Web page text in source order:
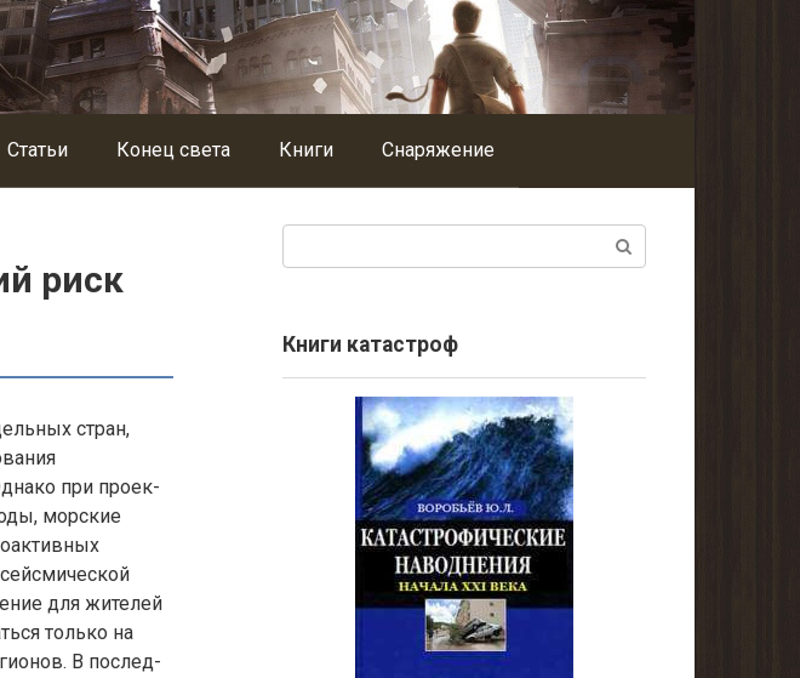
Статьи Конец света Книги Снаряжение
риск
стран,
при проек­
морские
для жителей
только на
В послед­
Книги катастроф